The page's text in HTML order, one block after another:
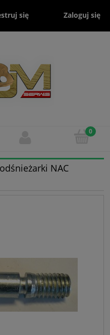
się Zaloguj się
NAC